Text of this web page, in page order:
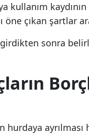
kullanım
çıkan şartlar
sonra
hurdaya